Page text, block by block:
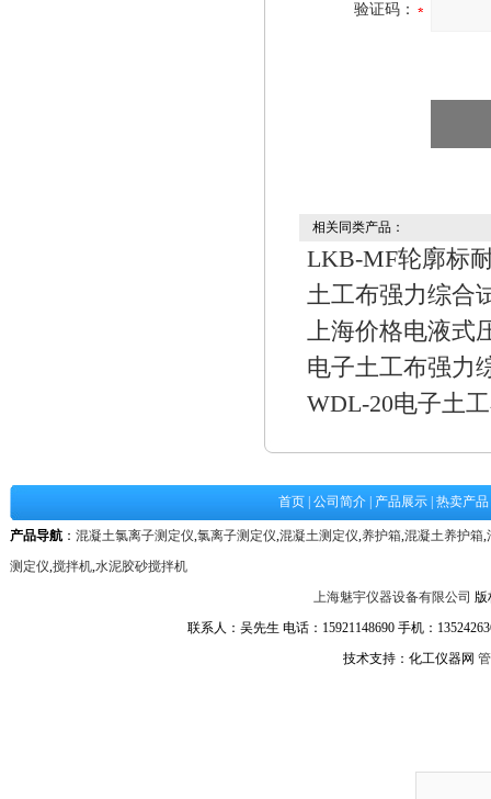
验证码：
相关同类产品：
LKB-MF轮廓标
土工布强力综合
上海价格电液式
电子土工布强力
WDL-20电子土
首页 公司简介 产品展示 热卖产品
产品导航 ： 混凝土氯离子测定仪,氯离子测定仪,混凝土测定仪,养护箱,混凝土养护箱,
测定仪,搅拌机,水泥胶砂搅拌机
上海魅宇仪器设备有限公司 版
联系人：吴先生 电话：15921148690 手机：
技术支持：化工仪器网